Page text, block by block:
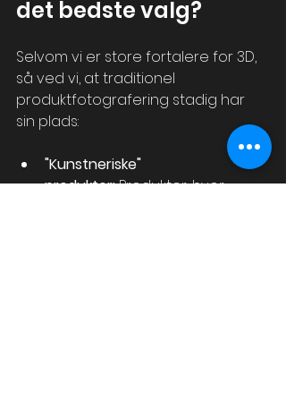
det bedste valg?
Selvom vi er store fortalere for 3D,
så ved vi, at traditionel
produktfotografering stadig har
sin plads:
"Kunstneriske"
produkter: Produkter, hvor